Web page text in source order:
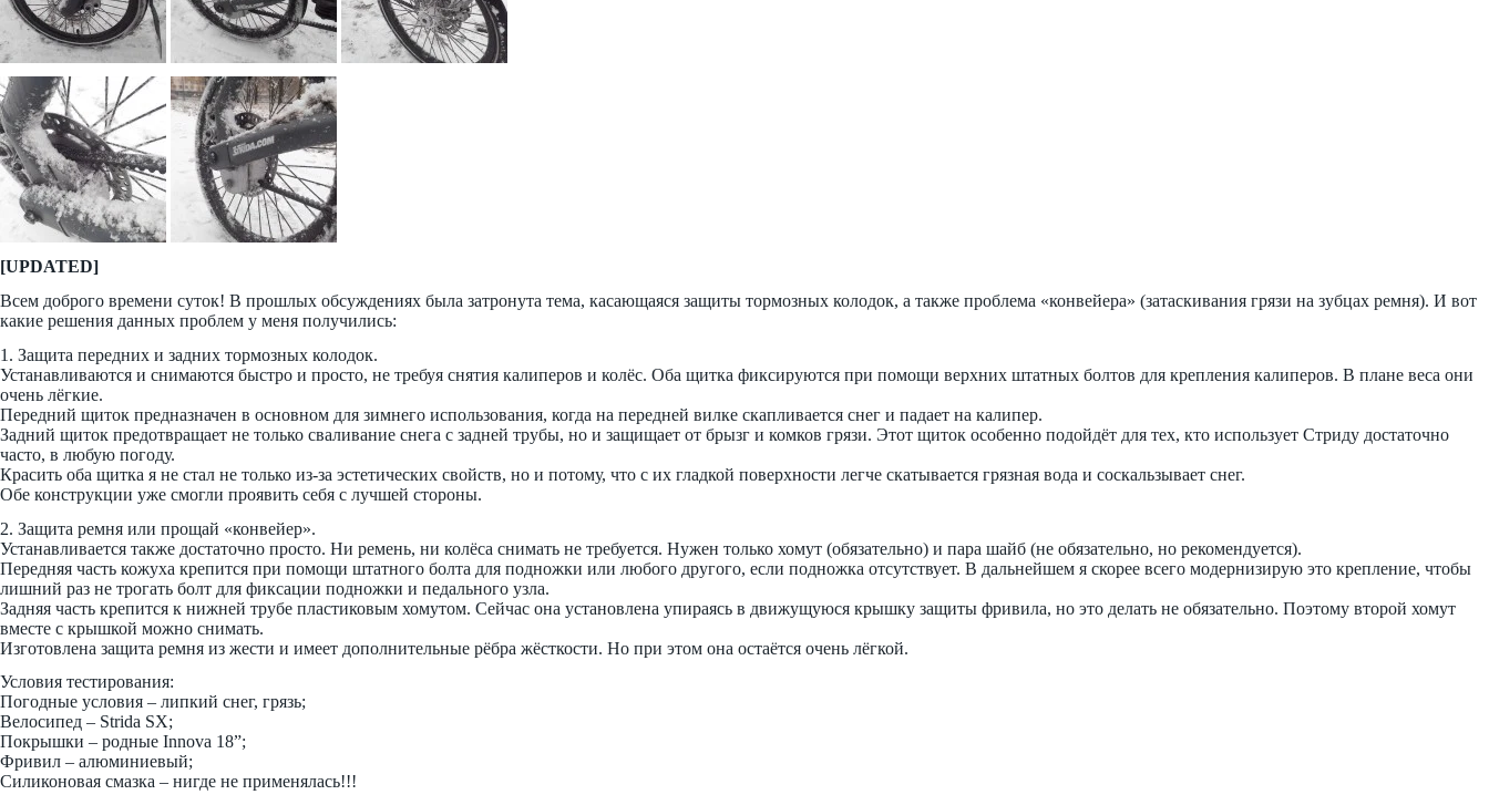
[UPDATED]
Всем доброго времени суток! В прошлых обсуждениях была затронута тема, касающаяся защиты тормозных колодок, а также проблема «конвейера» (затаскивания грязи на зубцах ремня). И вот
какие решения данных проблем у меня получились:
1. Защита передних и задних тормозных колодок.
Устанавливаются и снимаются быстро и просто, не требуя снятия калиперов и колёс. Оба щитка фиксируются при помощи верхних штатных болтов для крепления калиперов. В плане веса они
очень лёгкие.
Передний щиток предназначен в основном для зимнего использования, когда на передней вилке скапливается снег и падает на калипер.
Задний щиток предотвращает не только сваливание снега с задней трубы, но и защищает от брызг и комков грязи. Этот щиток особенно подойдёт для тех, кто использует Стриду достаточно
часто, в любую погоду.
Красить оба щитка я не стал не только из-за эстетических свойств, но и потому, что с их гладкой поверхности легче скатывается грязная вода и соскальзывает снег.
Обе конструкции уже смогли проявить себя с лучшей стороны.
2. Защита ремня или прощай «конвейер».
Устанавливается также достаточно просто. Ни ремень, ни колёса снимать не требуется. Нужен только хомут (обязательно) и пара шайб (не обязательно, но рекомендуется).
Передняя часть кожуха крепится при помощи штатного болта для подножки или любого другого, если подножка отсутствует. В дальнейшем я скорее всего модернизирую это крепление, чтобы
лишний раз не трогать болт для фиксации подножки и педального узла.
Задняя часть крепится к нижней трубе пластиковым хомутом. Сейчас она установлена упираясь в движущуюся крышку защиты фривила, но это делать не обязательно. Поэтому второй хомут
вместе с крышкой можно снимать.
Изготовлена защита ремня из жести и имеет дополнительные рёбра жёсткости. Но при этом она остаётся очень лёгкой.
Условия тестирования:
Погодные условия – липкий снег, грязь;
Велосипед – Strida SX;
Покрышки – родные Innova 18”;
Фривил – алюминиевый;
Силиконовая смазка – нигде не применялась!!!